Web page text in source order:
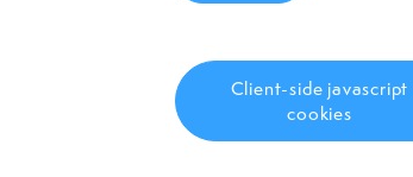
Client-side javascript
cookies